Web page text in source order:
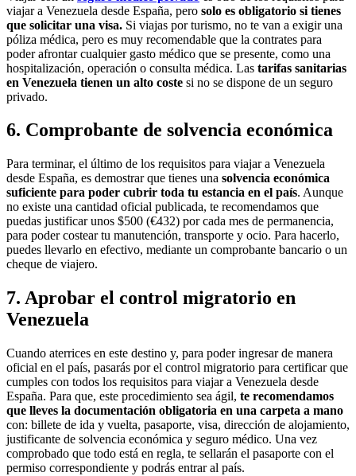
viajar a Venezuela desde España, pero solo es obligatorio si tienes
que solicitar una visa. Si viajas por turismo, no te van a exigir una
póliza médica, pero es muy recomendable que la contrates para
poder afrontar cualquier gasto médico que se presente, como una
hospitalización, operación o consulta médica. Las tarifas sanitarias
en Venezuela tienen un alto coste si no se dispone de un seguro
privado.
6. Comprobante de solvencia económica
Para terminar, el último de los requisitos para viajar a Venezuela
desde España, es demostrar que tienes una solvencia económica
suficiente para poder cubrir toda tu estancia en el país. Aunque
no existe una cantidad oficial publicada, te recomendamos que
puedas justificar unos $500 (€432) por cada mes de permanencia,
para poder costear tu manutención, transporte y ocio. Para hacerlo,
puedes llevarlo en efectivo, mediante un comprobante bancario o un
cheque de viajero.
7. Aprobar el control migratorio en
Venezuela
Cuando aterrices en este destino y, para poder ingresar de manera
oficial en el país, pasarás por el control migratorio para certificar que
cumples con todos los requisitos para viajar a Venezuela desde
España. Para que, este procedimiento sea ágil, te recomendamos
que lleves la documentación obligatoria en una carpeta a mano
con: billete de ida y vuelta, pasaporte, visa, dirección de alojamiento,
justificante de solvencia económica y seguro médico. Una vez
comprobado que todo está en regla, te sellarán el pasaporte con el
permiso correspondiente y podrás entrar al país.